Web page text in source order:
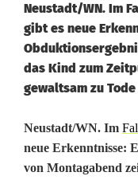
Neustadt/WN. Im
gibt es neue
das Kind zum
gewaltsam zu
O
b
Neustadt/WN. Im
neue Erkenntnisse:
von Montagabend